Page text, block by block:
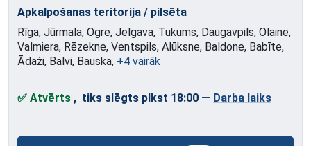
Apkalpošanas teritorija / pilsēta
Rīga, Jūrmala, Ogre, Jelgava, Tukums, Daugavpils, Olaine,
Valmiera, Rēzekne, Ventspils, Alūksne, Baldone, Babīte,
Ādaži, Balvi, Bauska, +4 vairāk
✅ Atvērts , tiks slēgts plkst 18:00 — Darba laiks